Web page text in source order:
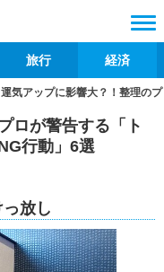
旅行 経済
運気アップに影響大？！整理の
ロが警告する「ト
行動」6選
放し